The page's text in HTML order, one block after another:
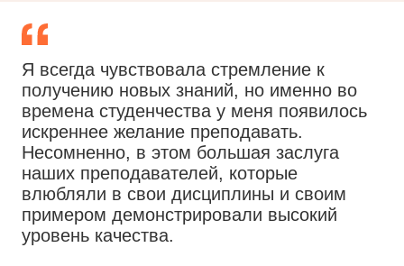
Я всегда чувствовала стремление к
получению новых знаний, но именно во
времена студенчества у меня появилось
искреннее желание преподавать.
Несомненно, в этом большая заслуга
наших преподавателей, которые
влюбляли в свои дисциплины и своим
примером демонстрировали высокий
уровень качества.